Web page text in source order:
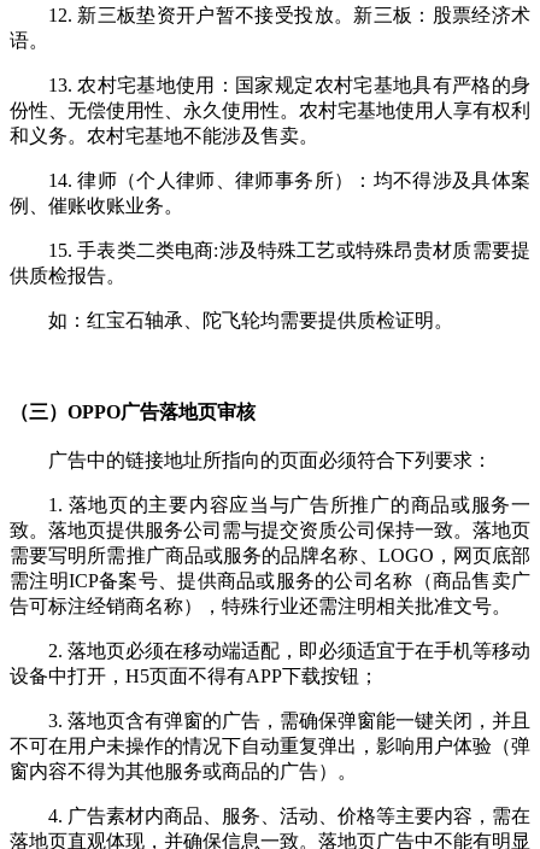
12. 新三板垫资开户暂不接受投放。新三板：股票经济术
语。
13. 农村宅基地使用：国家规定农村宅基地具有严格的身
份性、无偿使用性、永久使用性。农村宅基地使用人享有权利
和义务。农村宅基地不能涉及售卖。
14. 律师（个人律师、律师事务所）：均不得涉及具体案
例、催账收账业务。
15. 手表类二类电商:涉及特殊工艺或特殊昂贵材质需要提
供质检报告。
如：红宝石轴承、陀飞轮均需要提供质检证明。
（三）OPPO广告落地页审核
广告中的链接地址所指向的页面必须符合下列要求：
1. 落地页的主要内容应当与广告所推广的商品或服务一
致。落地页提供服务公司需与提交资质公司保持一致。落地页
需要写明所需推广商品或服务的品牌名称、LOGO，网页底部
需注明ICP备案号、提供商品或服务的公司名称（商品售卖广
告可标注经销商名称），特殊行业还需注明相关批准文号。
2. 落地页必须在移动端适配，即必须适宜于在手机等移动
设备中打开，H5页面不得有APP下载按钮；
3. 落地页含有弹窗的广告，需确保弹窗能一键关闭，并且
不可在用户未操作的情况下自动重复弹出，影响用户体验（弹
窗内容不得为其他服务或商品的广告）。
4. 广告素材内商品、服务、活动、价格等主要内容，需在
落地页直观体现，并确保信息一致。落地页广告中不能有明显